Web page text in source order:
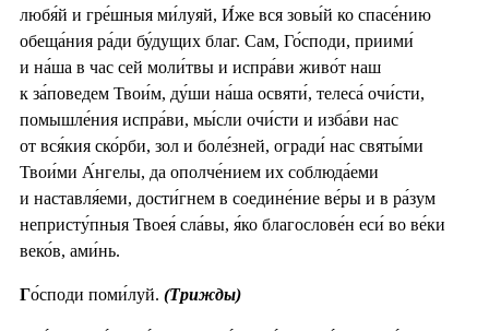
любя́й и гре́шныя ми́луяй, И́же вся зовы́й ко спасе́нию
обеща́ния ра́ди бу́дущих благ. Сам, Го́споди, приими́
и на́ша в час сей моли́твы и испра́ви живо́т наш
к за́поведем Твои́м, ду́ши на́ша освяти́, телеса́ очи́сти,
помышле́ния испра́ви, мы́сли очи́сти и изба́ви нас
от вся́кия ско́рби, зол и боле́зней, огради́ нас святы́ми
Твои́ми А́нгелы, да ополче́нием их соблюда́еми
и наставля́еми, дости́гнем в соедине́ние ве́ры и в ра́зум
непристу́пныя Твоея́ сла́вы, я́ко благослове́н еси́ во ве́ки
веко́в, ами́нь.
Го́споди поми́луй. (Трижды)